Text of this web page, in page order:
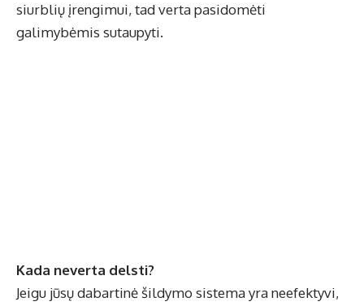
siurblių įrengimui, tad verta pasidomėti
galimybėmis sutaupyti.
Kada neverta delsti?
Jeigu jūsų dabartinė šildymo sistema yra neefektyvi,